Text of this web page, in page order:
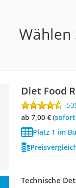
Wählen
Diet Food
ab 7,00 €(
Platz 1 im
Technische